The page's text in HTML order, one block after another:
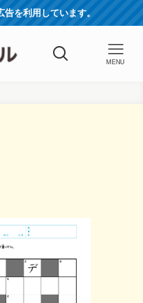
告を利用しています。
MENU